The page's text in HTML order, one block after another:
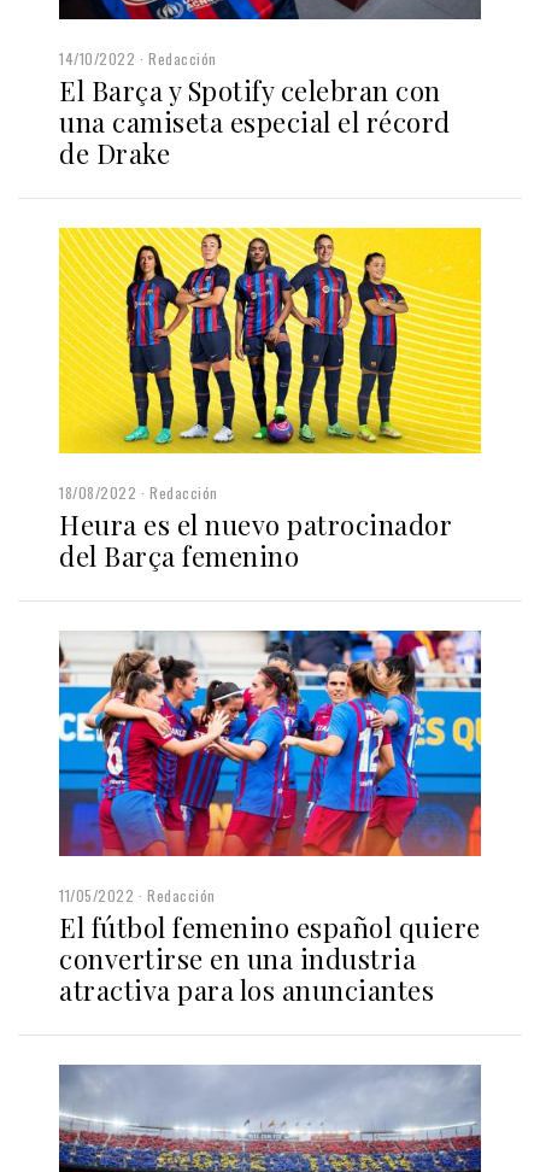
14/10/2022 Redacción
El Barça y Spotify celebran con
una camiseta especial el récord
de Drake
18/08/2022 Redacción
Heura es el nuevo patrocinador
del Barça femenino
11/05/2022 Redacción
El fútbol femenino español quiere
convertirse en una industria
atractiva para los anunciantes